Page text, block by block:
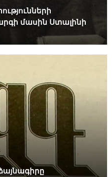
մասին Ստալինի